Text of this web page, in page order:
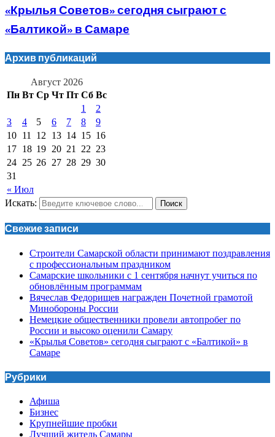
«Крылья Советов» сегодня сыграют с
«Балтикой» в Самаре
Архив публикаций
Август 2026
Пн Вт Ср Чт Пт Сб Вс
« Июл
1
2
3
4 5 6 7 8
9
10 11 12 13 14 15 16
17 18 19 20 21 22 23
24 25 26 27 28 29 30
31
Искать: Поиск
Свежие записи
Строители Самарской области принимают поздравления
с профессиональным праздником
Самарские школьники с 1 сентября начнут учиться по
обновлённым программам
Вячеслав Федорищев награжден Почетной грамотой
Минобороны России
Немецкие общественники провели автопробег по
России и высоко оценили Самару
«Крылья Советов» сегодня сыграют с «Балтикой» в
Самаре
Рубрики
Афиша
Бизнес
Крупнейшие пробки
Лучший житель Самары